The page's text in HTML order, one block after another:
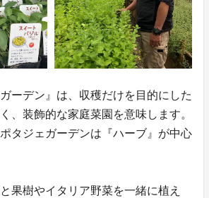
ーデン』は、収穫だけを目的にした
、装飾的な家庭菜園を意味します。
タジェガーデンは『ハーブ』が中心
果樹やイタリア野菜を一緒に植え